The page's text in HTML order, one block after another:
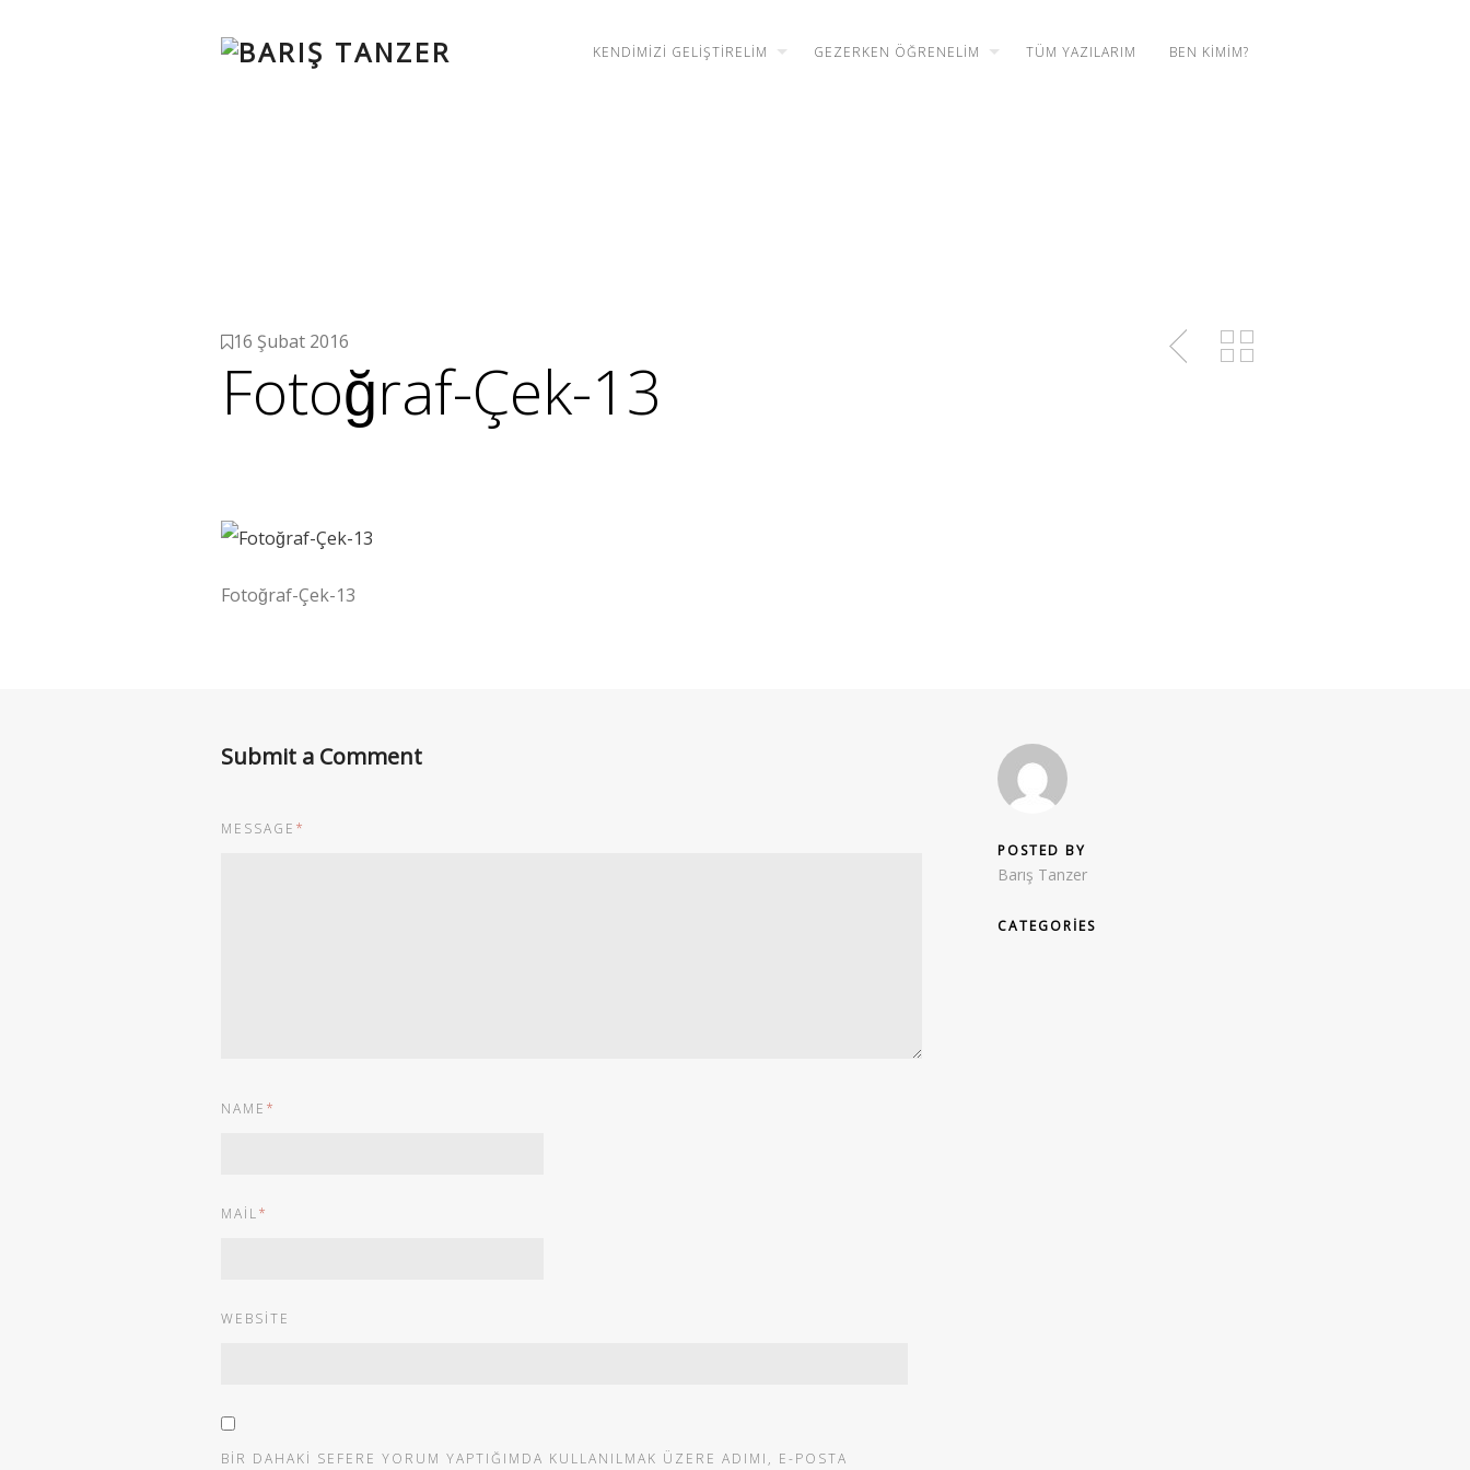
KENDIMIZI GELIŞTIRELIM GEZERKEN ÖĞRENELIM TÜM YAZILARIM BEN KIMIM?
16 Şubat 2016
Fotoğraf-Çek-13
Fotoğraf-Çek-13
Submit a Comment
MESSAGE *
NAME *
MAIL*
WEBSITE
BIR DAHAKI SEFERE YORUM YAPTIĞIMDA KULLANILMAK ÜZERE ADIMI, E-POSTA
POSTED BY
Barış Tanzer
CATEGORIES